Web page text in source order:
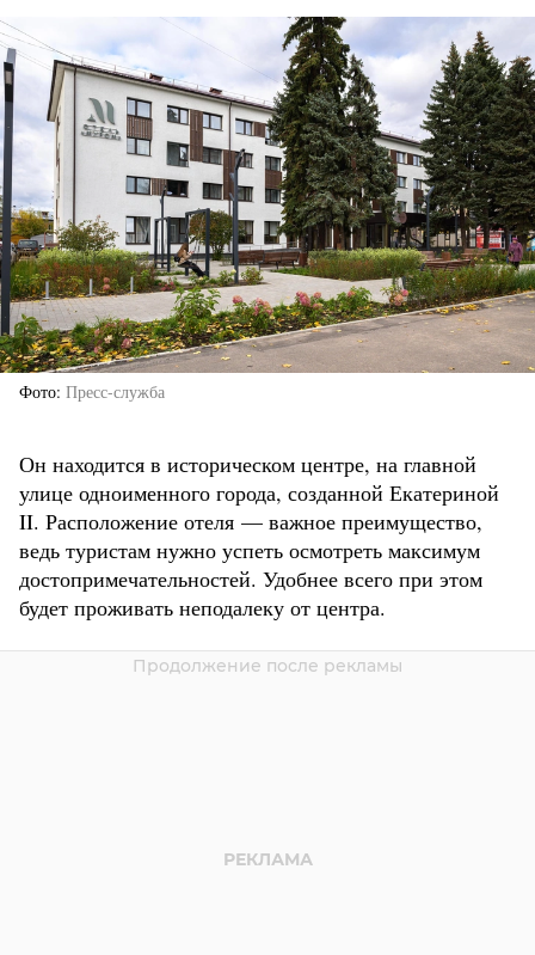
Фото Пресс-служба
Он находится в историческом центре, на главной
улице одноименного города, созданной Екатериной
II. Расположение отеля — важное преимущество,
ведь туристам нужно успеть осмотреть максимум
достопримечательностей. Удобнее всего при этом
будет проживать неподалеку от центра.